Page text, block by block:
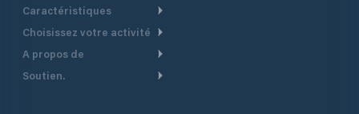
Caractéristiques
Routage Météo
Routage bateau à moteur
Choisissez votre activité
Croisière
A propos de
Aperçu
Soutien.